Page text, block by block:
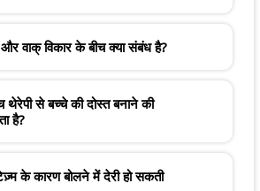
वाक् विकार के बीच क्या संबंध है?
थेरेपी से बच्चे की दोस्त बनाने की
है?
के कारण बोलने में देरी हो सकती